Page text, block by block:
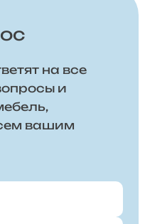
на все
и
вашим